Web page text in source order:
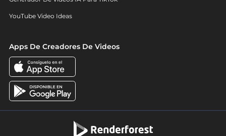
YouTube Video Ideas
Apps De Creadores De Videos